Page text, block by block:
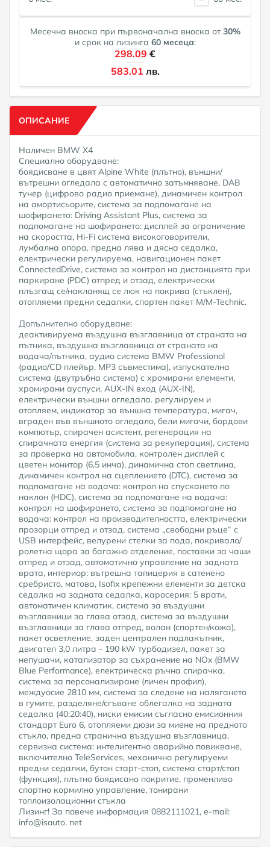
Месечна вноска при първоначална вноска от30%
и срок на лизинга 60месеца:
298.09 €
583.01 лв.
ОПИСАНИЕ
Наличен BMW X4
Специално оборудване:
боядисване в цвят Alpine White (плътно), външни/
вътрешни огледала с автоматично затъмняване, DAB
тунер (цифрово радио приемане), динамичен контрол
на амортисьорите, система за подпомагане на
шофирането: Driving Assistant Plus, система за
подпомагане на шофирането: дисплей за ограничение
на скоростта, Hi-Fi система високоговорители,
лумбална опора, предна лява и дясна седалка,
електрически регулируема, навигационен пакет
ConnectedDrive, система за контрол на дистанцията при
паркиране (PDC) отпред и отзад, електрически
плъзгащ се/накланящ се люк на покрива (стъклен),
отопляеми предни седалки, спортен пакет M/M-Technic.
Допълнително оборудване:
деактивируема въздушна възглавница от страната на
пътника, въздушна възглавница от страната на
водача/пътника, аудио система BMW Professional
(радио/CD плейър, MP3 съвместима), изпускателна
система (двутръбна система) с хромирани елементи,
хромирани ауспуси, AUX-IN вход (AUX-IN),
електрически външни огледала. регулируем и
отопляем, индикатор за външна температура, мигач,
вграден във външното огледало, бели мигачи, бордови
компютър, спирачен асистент, регенерация на
спирачната енергия (система за рекуперация), система
за проверка на автомобила, контролен дисплей с
цветен монитор (6,5 инча), динамична стоп светлина,
динамичен контрол на сцеплението (DTC), система за
подпомагане на водача: контрол на спускането по
наклон (HDC), система за подпомагане на водача:
контрол на шофирането, система за подпомагане на
водача: контрол на производителността, електрически
прозорци отпред и отзад, система „свободни ръце“ с
USB интерфейс, велурени стелки за пода, покривало/
ролетна щора за багажно отделение, поставки за чаши
отпред и отзад, автоматично управление на задната
врата, интериор: вътрешна тапицерия в сатенено
сребристо, матова, Isofix крепежни елементи за детска
седалка на задната седалка, каросерия: 5 врати,
автоматичен климатик, система за въздушни
възглавници за глава отзад, система за въздушни
възглавници за глава отпред, волан (спортен/кожа),
пакет осветление, заден централен подлакътник,
двигател 3,0 литра - 190 kW турбодизел, пакет за
непушачи, катализатор за съхранение на NOx (BMW
Blue Performance), електрическа ръчна спирачка,
система за персонализиране (личен профил),
междуосие 2810 мм, система за следене на налягането
в гумите, разделяне/сгъване облегалка на задната
седалка (40:20:40), ниски емисии съгласно емисионния
стандарт Euro 6, отопляеми дюзи за миене на предното
стъкло, предна странична въздушна възглавница,
сервизна система: интелигентно аварийно повикване,
включително TeleServices, механично регулируеми
предни седалки, бутон старт-стоп, система старт/стоп
(функция), плътно боядисано покритие, променливо
спортно кормилно управление, тонирани
топлоизолационни стъкла
Лизинг! За повече информация 0882111021, e-mail:
info@isauto. net